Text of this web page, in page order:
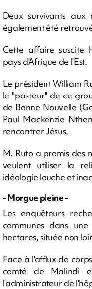
Deux survivants aux
également été
Cette affaire suscite
pays d'Afrique de l'Est.
Le président William
le "pasteur" de ce
de Bonne Nouvelle
Paul Mackenzie
rencontrer Jésus.
M. Ruto a promis des
veulent utiliser la
idéologie louche et
- Morgue pleine -
Les enquêteurs
communes dans
hectares, située non
Face à l'afflux de
comté de Malindi
l'administrateur de